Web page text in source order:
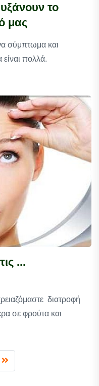
το
μας
σύμπτωμα και
είναι πολλά.
...
διατροφή
σε φρούτα και